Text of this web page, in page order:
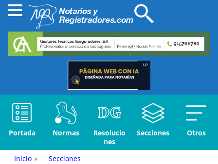
Portada Normas
Resolucio
nes
Secciones Otros
Inicio » Secciones